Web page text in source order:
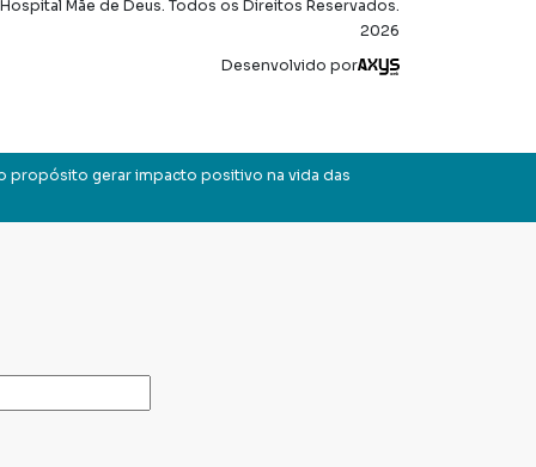
Hospital Mãe de Deus. Todos os Direitos Reservados.
2026
Desenvolvido por
Axysweb
propósito gerar impacto positivo na vida das